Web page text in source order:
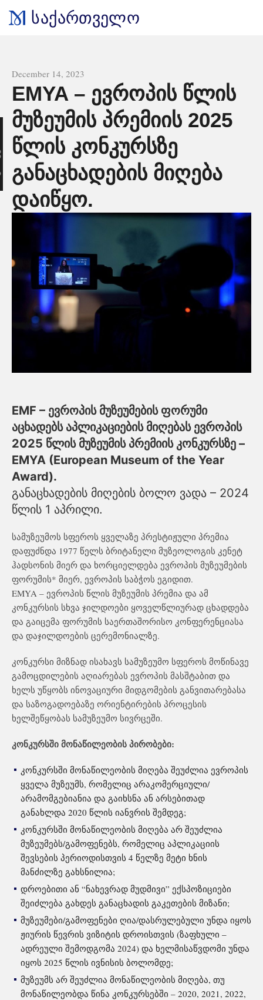
საქართველო
All news
December 14, 2023
EMYA – ევროპის წლის
მუზეუმის პრემიის 2025
წლის კონკურსზე
განაცხადების მიღება
დაიწყო.
EMF – ევროპის მუზეუმების ფორუმი
აცხადებს აპლიკაციების მიღებას ევროპის
2025 წლის მუზეუმის პრემიის კონკურსზე –
EMYA (European Museum of the Year
Award).
განაცხადების მიღების ბოლო ვადა – 2024
წლის 1 აპრილი.
სამუზეუმოს სფეროს ყველაზე პრესტიჟული პრემია
დაფუძნდა 1977 წელს ბრიტანელი მუზეოლოგის კენეტ
ჰადსონის მიერ და ხორციელდება ევროპის მუზეუმების
ფორუმის* მიერ, ევროპის საბჭოს ეგიდით.
EMYA – ევროპის წლის მუზეუმის პრემია და ამ
კონკურსის სხვა ჯილდოები ყოველწლიურად ცხადდება
და გაიცემა ფორუმის საერთაშორისო კონფერენციასა
და დაჯილდოების ცერემონიალზე.
კონკურსი მიზნად ისახავს სამუზეუმო სფეროს მოწინავე
გამოცდილების აღიარებას ევროპის მასშტაბით და
ხელს უწყობს ინოვაციური მიდგომების განვითარებასა
და საზოგადოებაზე ორიენტირების პროცესის
ხელშეწყობას სამუზეუმო სივრცეში.
კონკურსში მონაწილეობის პირობები:
კონკურსში მონაწილეობის მიღება შეუძლია ევროპის
ყველა მუზეუმს, რომელიც არაკომერციული/
არამომგებიანია და გაიხსნა ან არსებითად
განახლდა 2020 წლის იანვრის შემდეგ;
კონკურსში მონაწილეობის მიღება არ შეუძლია
მუზეუმებს/გამოფენებს, რომელიც აპლიკაციის
შევსების პერიოდისთვის 4 წელზე მეტი ხნის
მანძილზე გახსნილია;
დროებითი ან “ნახევრად მუდმივი” ექსპოზიციები
შეიძლება გახდეს განაცხადის გაკეთების მიზანი;
მუზეუმები/გამოფენები ღია/დასრულებული უნდა იყოს
ჟიურის წევრის ვიზიტის დროისთვის (ზაფხული –
ადრეული შემოდგომა 2024) და ხელმისაწვდომი უნდა
იყოს 2025 წლის ივნისის ბოლომდე;
მუზეუმს არ შეუძლია მონაწილეობის მიღება, თუ
მონაწილეობდა წინა კონკურსებში – 2020, 2021, 2022,